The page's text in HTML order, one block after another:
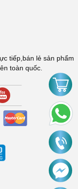
tiếp,bán lẻ sản phẩm
toàn quốc.